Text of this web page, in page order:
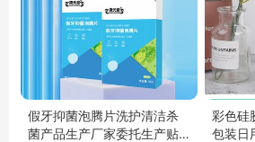
假牙抑菌泡腾片洗护清洁杀
菌产品生产厂家委托生产贴
彩色硅
包装日